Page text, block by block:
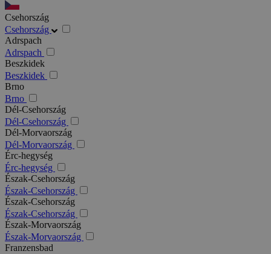
Csehország
Csehország
Adrspach
Adrspach
Beszkidek
Beszkidek
Brno
Brno
Dél-Csehország
Dél-Csehország
Dél-Morvaország
Dél-Morvaország
Érc-hegység
Érc-hegység
Észak-Csehország
Észak-Csehország
Észak-Csehország
Észak-Csehország
Észak-Morvaország
Észak-Morvaország
Franzensbad